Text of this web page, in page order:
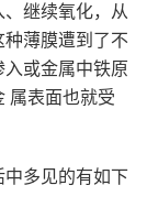
继续氧化，从
薄膜遭到了不
或金属中铁原
属表面也就受
多见的有如下